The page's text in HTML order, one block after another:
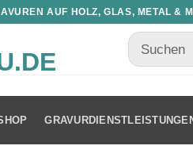
AUF HOLZ, GLAS, METAL &